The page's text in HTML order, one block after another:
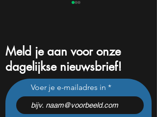
Deepdive Disney: sterke
cijfers, koers daalt –
hebben beleggers het
mis?
Meld je aan voor onze
dagelijkse nieuwsbrief!
Voer je e-mailadres in